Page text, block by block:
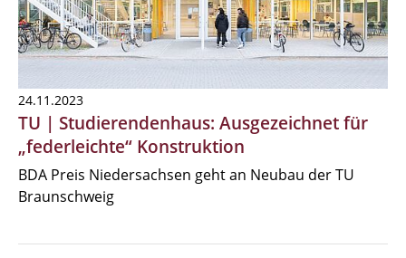
24.11.2023
TU | Studierendenhaus: Ausgezeichnet für
„federleichte“ Konstruktion
BDA Preis Niedersachsen geht an Neubau der TU
Braunschweig